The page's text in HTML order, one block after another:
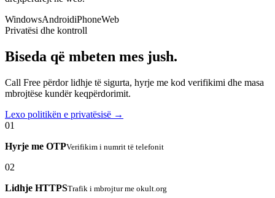
WindowsAndroidiPhoneWeb
Privatësi dhe kontroll
Biseda që mbeten mes jush.
Call Free përdor lidhje të sigurta, hyrje me kod verifikimi dhe masa
mbrojtëse kundër keqpërdorimit.
Lexo politikën e privatësisë →
01
Hyrje me OTPVerifikim i numrit të telefonit
02
Lidhje HTTPSTrafik i mbrojtur me okult.org